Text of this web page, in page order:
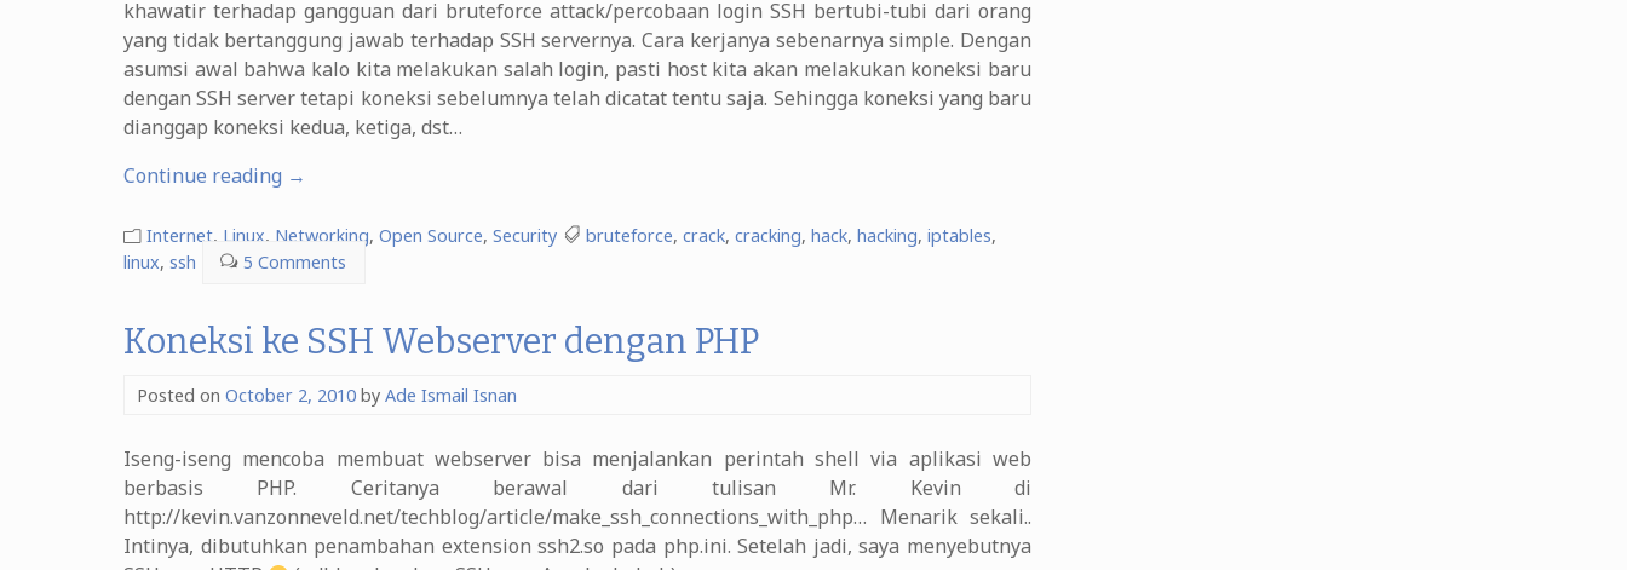
khawatir terhadap gangguan dari bruteforce attack/percobaan login SSH bertubi-tubi dari orang
yang tidak bertanggung jawab terhadap SSH servernya. Cara kerjanya sebenarnya simple. Dengan
asumsi awal bahwa kalo kita melakukan salah login, pasti host kita akan melakukan koneksi baru
dengan SSH server tetapi koneksi sebelumnya telah dicatat tentu saja. Sehingga koneksi yang baru
dianggap koneksi kedua, ketiga, dst…
Continue reading “Anti
SSH
Server”
→
Internet, Linux, Networking, Open Source, Security bruteforce, crack, cracking, hack, hacking, iptables,
linux, ssh 5 Comments
Koneksi ke SSH Webserver dengan PHP
Posted on October 2, 2010 by Ade Ismail Isnan
Iseng-iseng mencoba membuat webserver bisa menjalankan perintah shell via aplikasi web
berbasis PHP. Ceritanya berawal dari tulisan Mr. Kevin di
http://kevin.vanzonneveld.net/techblog/article/make_ssh_connections_with_php… Menarik sekali..
Intinya, dibutuhkan penambahan extension ssh2.so pada php.ini. Setelah jadi, saya menyebutnya